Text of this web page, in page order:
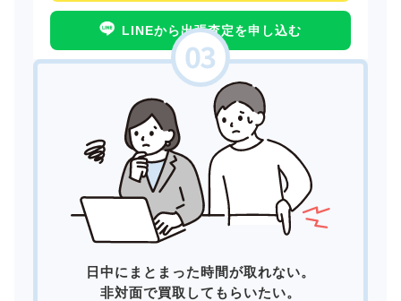
LINEから出張査定を申し込む
日中にまとまった時間が取れない。
非対面で買取してもらいたい。